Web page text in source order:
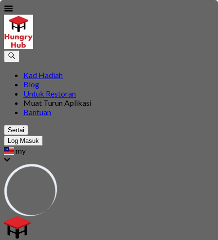
Kad Hadiah
Blog
Untuk Restoran
Muat Turun Aplikasi
Bantuan
Sertai
Log Masuk
my